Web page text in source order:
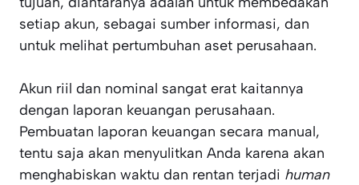
setiap akun, sebagai sumber informasi, dan
untuk melihat pertumbuhan aset perusahaan.
Akun riil dan nominal sangat erat kaitannya
dengan laporan keuangan perusahaan.
Pembuatan laporan keuangan secara manual,
tentu saja akan menyulitkan Anda karena akan
menghabiskan waktu dan rentan terjadi human